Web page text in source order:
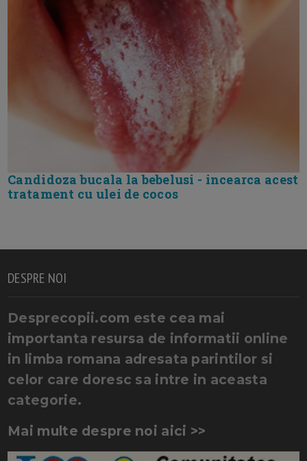
Candidoza bucala la bebelusi - incearca acest
tratament cu ulei de cocos
DESPRE NOI
Desprecopii.com este cea mai
importanta resursa de informatii online
in limba romana adresata parintilor si
celor care doresc sa intre in aceasta
categorie.
Mai multe despre noi aici >>